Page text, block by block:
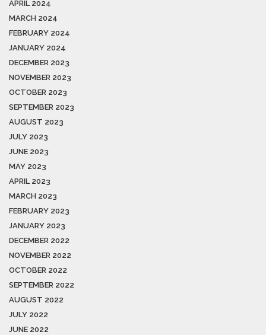
APRIL 2024
MARCH 2024
FEBRUARY 2024
JANUARY 2024
DECEMBER 2023
NOVEMBER 2023
OCTOBER 2023
SEPTEMBER 2023
AUGUST 2023
JULY 2023
JUNE 2023
MAY 2023
APRIL 2023
MARCH 2023
FEBRUARY 2023
JANUARY 2023
DECEMBER 2022
NOVEMBER 2022
OCTOBER 2022
SEPTEMBER 2022
AUGUST 2022
JULY 2022
JUNE 2022